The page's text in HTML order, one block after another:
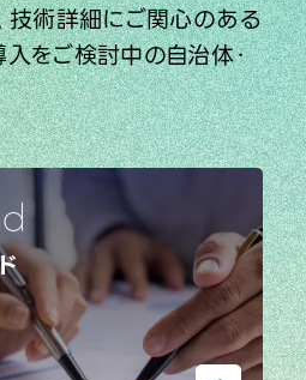
技術詳細にご関心のある
をご検討中の自治体・